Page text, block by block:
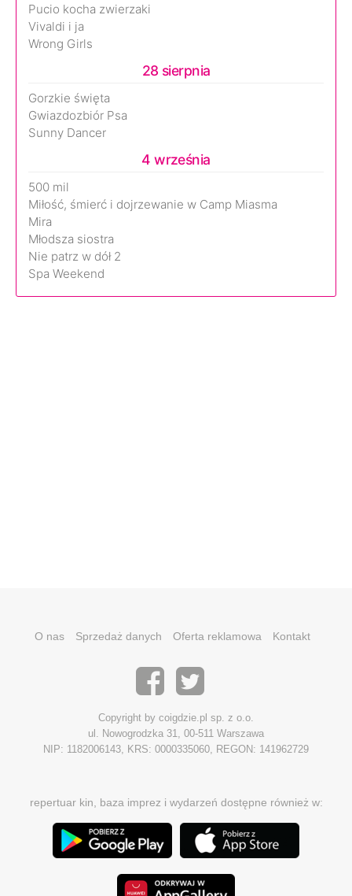
Pucio kocha zwierzaki
Vivaldi i ja
Wrong Girls
28 sierpnia
Gorzkie święta
Gwiazdozbiór Psa
Sunny Dancer
4 września
500 mil
Miłość, śmierć i dojrzewanie w Camp Miasma
Mira
Młodsza siostra
Nie patrz w dół 2
Spa Weekend
O nas Sprzedaż danych Oferta reklamowa Kontakt
Copyright by coigdzie.pl sp. z o.o.
ul. Nowogrodzka 31, 00-511 Warszawa
NIP: 1182006143, KRS: 0000335060, REGON: 141962729
repertuar kin, baza imprez i wydarzeń dostępne również w: